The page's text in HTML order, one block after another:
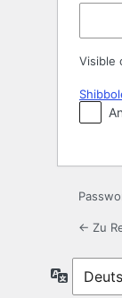
Visible
← Zu
Sprache